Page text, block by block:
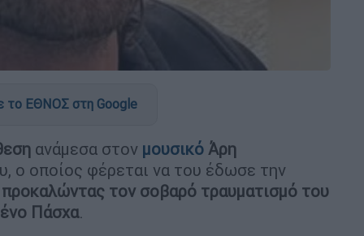
το ΕΘΝΟΣ στη Google
ανάμεσα στον μουσικό Άρη
ο οποίος φέρεται να του έδωσε την
προκαλώντας τον σοβαρό τραυματισμό του
Πάσχα.